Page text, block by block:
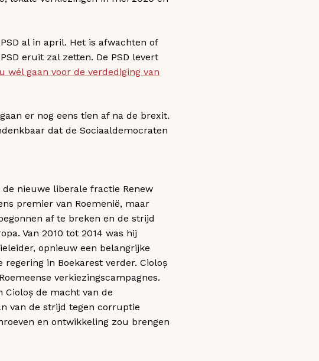
al in april. Het is afwachten of
eruit zal zetten. De PSD levert
wél gaan voor de verdediging van
er nog eens tien af na de brexit.
dat de Sociaaldemocraten
de nieuwe liberale fractie Renew
premier van Roemenië, maar
af te breken en de strijd
Van 2010 tot 2014 was hij
opnieuw een belangrijke
in Boekarest verder. Cioloș
verkiezingscampagnes.
Cioloș de macht van de
van de strijd tegen corruptie
en ontwikkeling zou brengen